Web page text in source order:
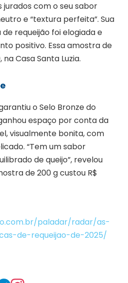
jurados com o seu sabor
e “textura perfeita”. Sua
requeijão foi elogiada e
positivo. Essa amostra de
Casa Santa Luzia.
o Selo Bronze do
espaço por conta da
visualmente bonita, com
“Tem um sabor
de queijo”, revelou
de 200 g custou R$
paladar/radar/as-
de-requeijao-de-2025/